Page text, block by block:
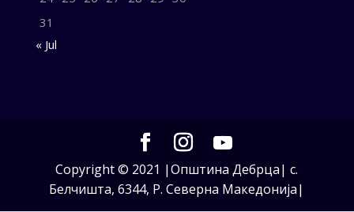
31
« Jul
Copyright © 2021 |Општина Дебрца| с.
Белчишта, 6344, Р. Северна Македонија|